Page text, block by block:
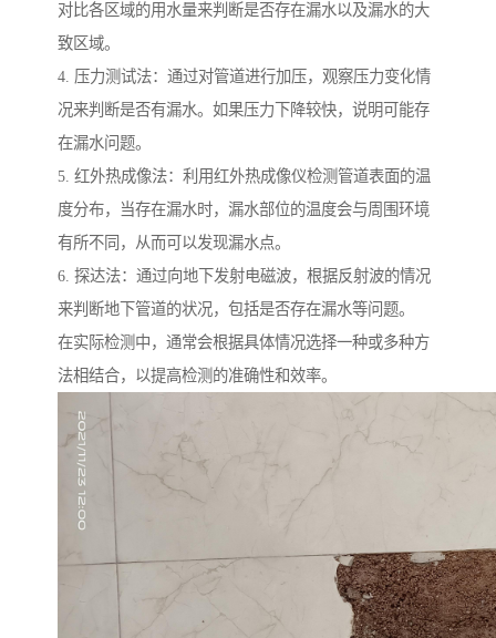
对比各区域的用水量来判断是否存在漏水以及漏水的大
致区域。
4. 压力测试法：通过对管道进行加压，观察压力变化情
况来判断是否有漏水。如果压力下降较快，说明可能存
在漏水问题。
5. 红外热成像法：利用红外热成像仪检测管道表面的温
度分布，当存在漏水时，漏水部位的温度会与周围环境
有所不同，从而可以发现漏水点。
6. 探达法：通过向地下发射电磁波，根据反射波的情况
来判断地下管道的状况，包括是否存在漏水等问题。
在实际检测中，通常会根据具体情况选择一种或多种方
法相结合，以提高检测的准确性和效率。